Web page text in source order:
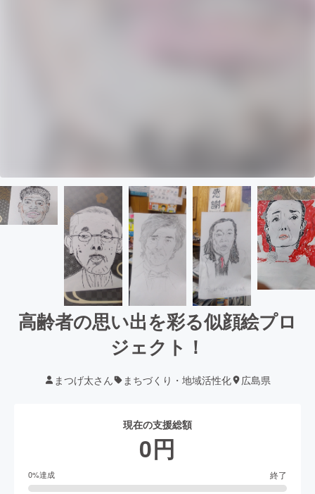
高齢者の思い出を彩る似顔絵プロ
ジェクト！
まつげ太さん まちづくり・地域活性化 広島県
現在の支援総額
0円
0%達成 終了